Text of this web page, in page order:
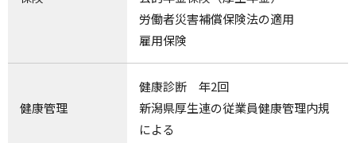
労働者災害補償保険法の適用
雇用保険
健康管理
健康診断 年2回
新潟県厚生連の従業員健康管理内規
による